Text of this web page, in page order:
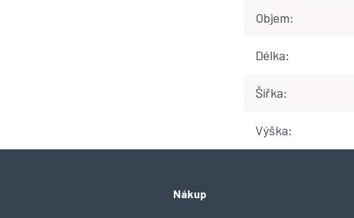
Objem:
Délka:
Šířka:
Výška:
Nákup